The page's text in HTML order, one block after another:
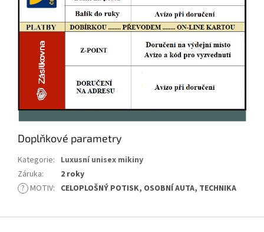
Doplňkové parametry
Kategorie: Luxusní unisex mikiny
Záruka:
2 roky
? MOTIV: CELOPLOŠNÝ POTISK, OSOBNÍ AUTA, TECHNIKA